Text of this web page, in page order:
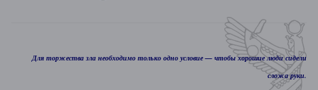
Для торжества зла необходимо только одно условие — чтобы хорошие люди сидели
сложа руки.